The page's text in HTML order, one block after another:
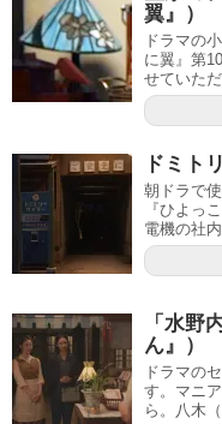
翼』）
ドラマの
に翼』第
せていた
ドミト
朝ドラで
『ひよっ
電機の社
「水野
ん』）
ドラマの
す。マニ
ら。八木